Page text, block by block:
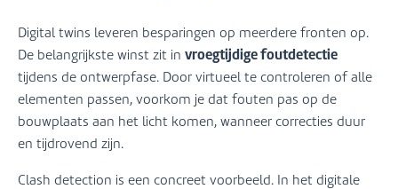
Digital twins leveren besparingen op meerdere fronten op.
De belangrijkste winst zit in vroegtijdige foutdetectie
tijdens de ontwerpfase. Door virtueel te controleren of alle
elementen passen, voorkom je dat fouten pas op de
bouwplaats aan het licht komen, wanneer correcties duur
en tijdrovend zijn.
Clash detection is een concreet voorbeeld. In het digitale